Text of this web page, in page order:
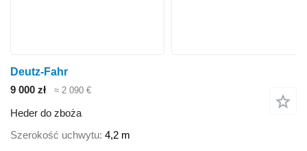
Deutz-Fahr
9 000 zł
≈ 2 090 €
Heder do zboża
Szerokość uchwytu 4,2 m